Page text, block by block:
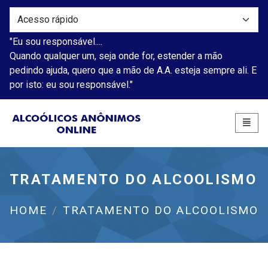
"Eu sou responsável....
Quando qualquer um, seja onde for, estender a mão
pedindo ajuda, quero que a mão de A.A. esteja sempre ali. E
por isto: eu sou responsável."
Alcoólicos AnônimosToggle
TRATAMENTO DO ALCOOLISMO
HOME TRATAMENTO DO ALCOOLISMO